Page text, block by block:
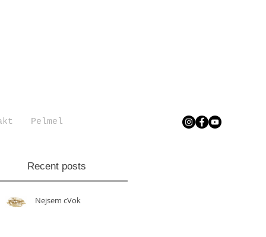
Pelmel
Recent posts
Nejsem cVok